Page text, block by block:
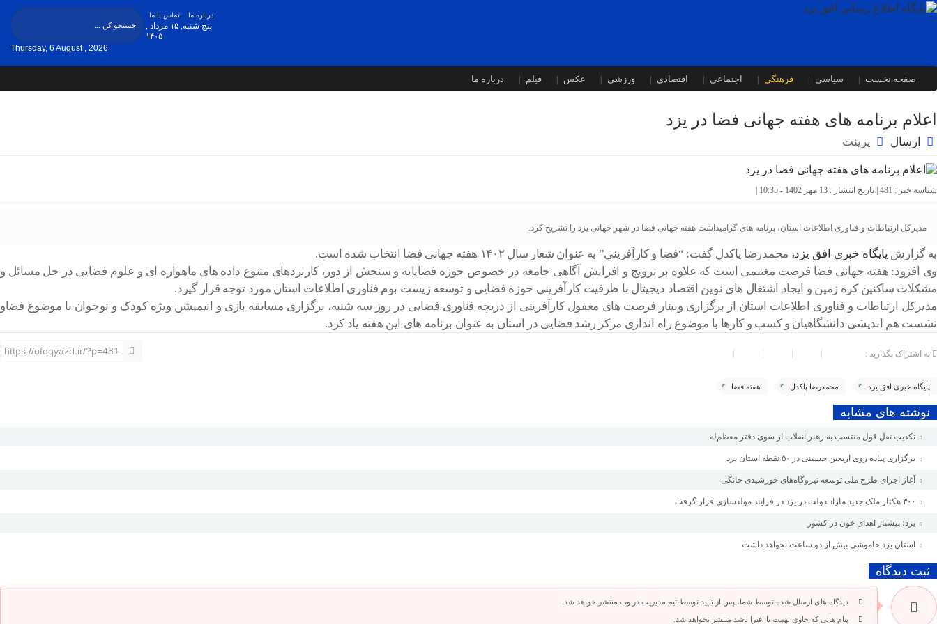
تماس با ما درباره ما
پنج شنبه, ۱۵ مرداد ,
۱۴۰۵
Thursday, 6 August , 2026
صفحه نخست سیاسی فرهنگی اجتماعی اقتصادی ورزشی عکس فیلم درباره ما
اعلام برنامه های هفته جهانی فضا در یزد
ارسال پرینت
شناسه خبر : 481 | تاریخ انتشار : 13 مهر 1402 - 10:35 |
مدیرکل ارتباطات و فناوری اطلاعات استان، برنامه های گرامیداشت هفته جهانی فضا در شهر جهانی یزد را تشریح کرد.
به گزارش پایگاه خبری افق یزد، محمدرضا پاکدل گفت: “فضا و کارآفرینی” به عنوان شعار سال ۱۴۰۲ هفته جهانی فضا انتخاب شده است.
وی افزود: هفته جهانی فضا فرصت مغتنمی است که علاوه بر ترویج و افزایش آگاهی جامعه در خصوص حوزه فضاپایه و سنجش از دور، کاربردهای متنوع داده های ماهواره ای و علوم فضایی در حل مسائل و
مشکلات ساکنین کره زمین و ایجاد اشتغال های نوین اقتصاد دیجیتال با ظرفیت کارآفرینی حوزه فضایی و توسعه زیست بوم فناوری اطلاعات استان مورد توجه قرار گیرد.
مدیرکل ارتباطات و فناوری اطلاعات استان از برگزاری وبینار فرصت های مغفول کارآفرینی از دریچه فناوری فضایی در روز سه شنبه، برگزاری مسابقه بازی و انیمیشن ویژه کودک و نوجوان با موضوع فضاو
نشست هم اندیشی دانشگاهیان و کسب و کارها با موضوع راه اندازی مرکز رشد فضایی در استان به عنوان برنامه های این هفته یاد کرد.
به اشتراک بگذارید : https://ofoqyazd.ir/?p=481
پایگاه خبری افق یزد محمدرضا پاکدل هفته فضا
نوشته های مشابه
تکذیب نقل قول منتسب به رهبر انقلاب از سوی دفتر معظم‌له
برگزاری پیاده روی اربعین حسینی در ۵۰ نقطه استان یزد
آغاز اجرای طرح ملی توسعه نیروگاه‌های خورشیدی خانگی
یزد؛ پیشتاز اهدای خون در کشور
استان یزد خاموشی بیش از دو ساعت نخواهد داشت
ثبت دیدگاه
دیدگاه های ارسال شده توسط شما، پس از تایید توسط تیم مدیریت در وب منتشر خواهد شد.
پیام هایی که حاوی تهمت یا افترا باشد منتشر نخواهد شد.